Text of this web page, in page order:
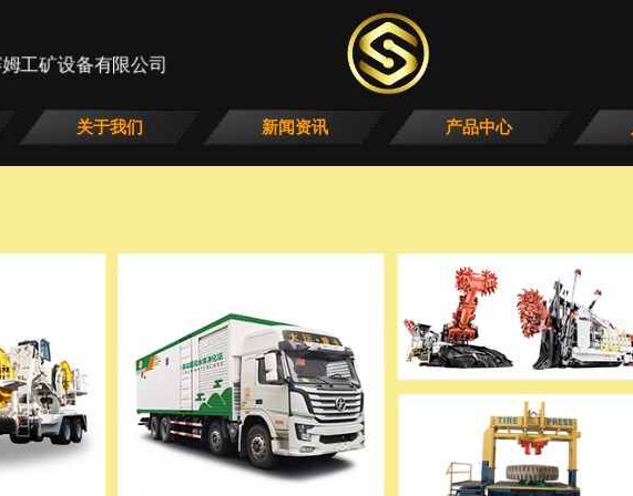
关于我们 新闻资讯 产品中心
工矿设备有限公司